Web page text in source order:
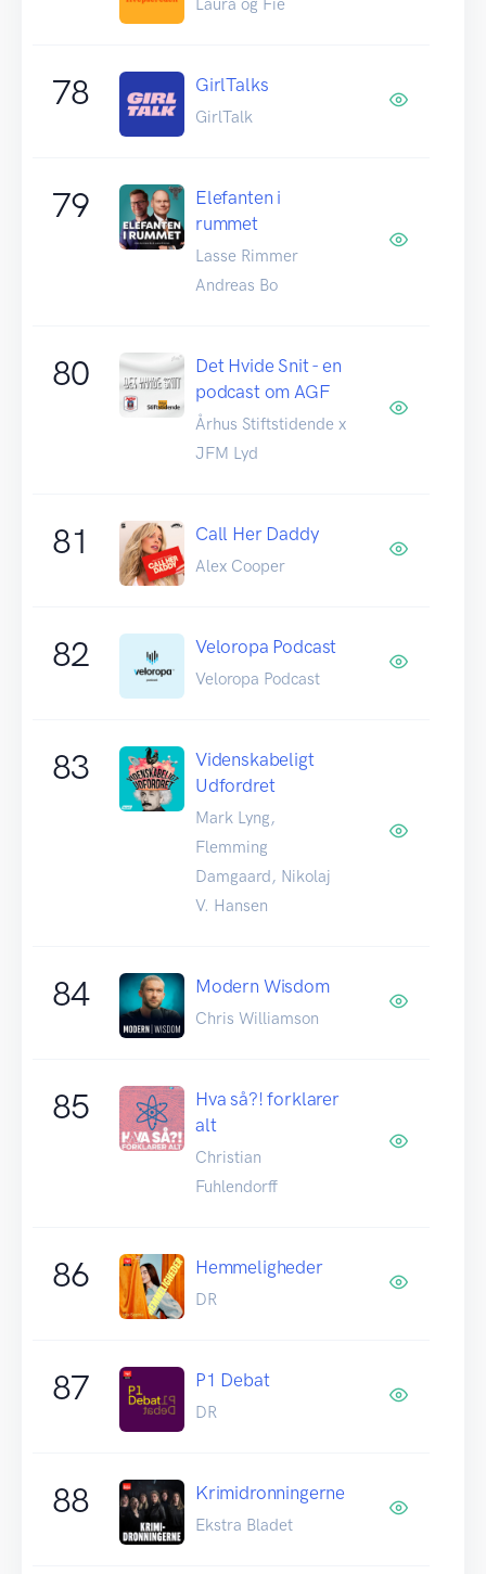
Laura og Fie
78 GirlTalks
GirlTalk
79
Elefanten i
rummet
Lasse Rimmer
Andreas Bo
80
Det Hvide Snit - en
podcast om AGF
Århus Stiftstidende x
JFM Lyd
81 Call Her Daddy
Alex Cooper
82 Veloropa Podcast
Veloropa Podcast
83
Videnskabeligt
Udfordret
Mark Lyng,
Flemming
Damgaard, Nikolaj
V. Hansen
84 Modern Wisdom
Chris Williamson
85
Hva så?! forklarer
alt
Christian
Fuhlendorff
86 Hemmeligheder
DR
87 P1 Debat
DR
88 Krimidronningerne
Ekstra Bladet